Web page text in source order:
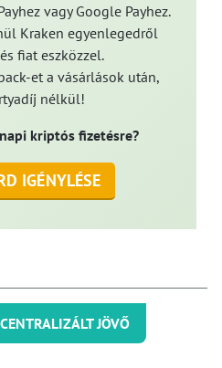
vagy Google Payhez.
Kraken egyenlegedről
fiat eszközzel.
et a vásárlások után,
nélkül!
kriptós fizetésre?
IGÉNYLÉSE
JÖVŐ